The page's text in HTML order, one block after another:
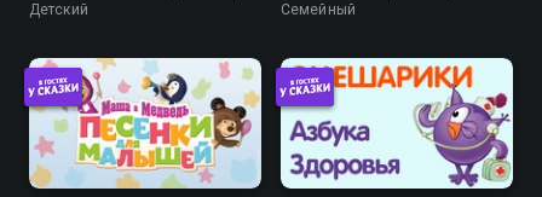
Детский
Семейный